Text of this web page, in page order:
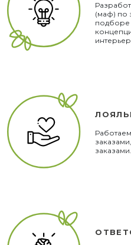
(маф) по
подборе
заказами.